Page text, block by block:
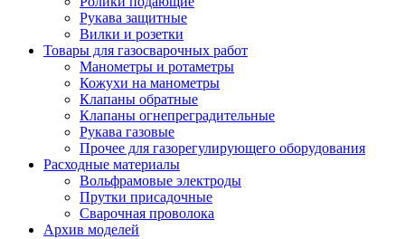
Рукава защитные
Вилки и розетки
Товары для газосварочных работ
Манометры и ротаметры
Кожухи на манометры
Клапаны обратные
Клапаны огнепреградительные
Рукава газовые
Прочее для газорегулирующего оборудования
Расходные материалы
Вольфрамовые электроды
Прутки присадочные
Сварочная проволока
Архив моделей